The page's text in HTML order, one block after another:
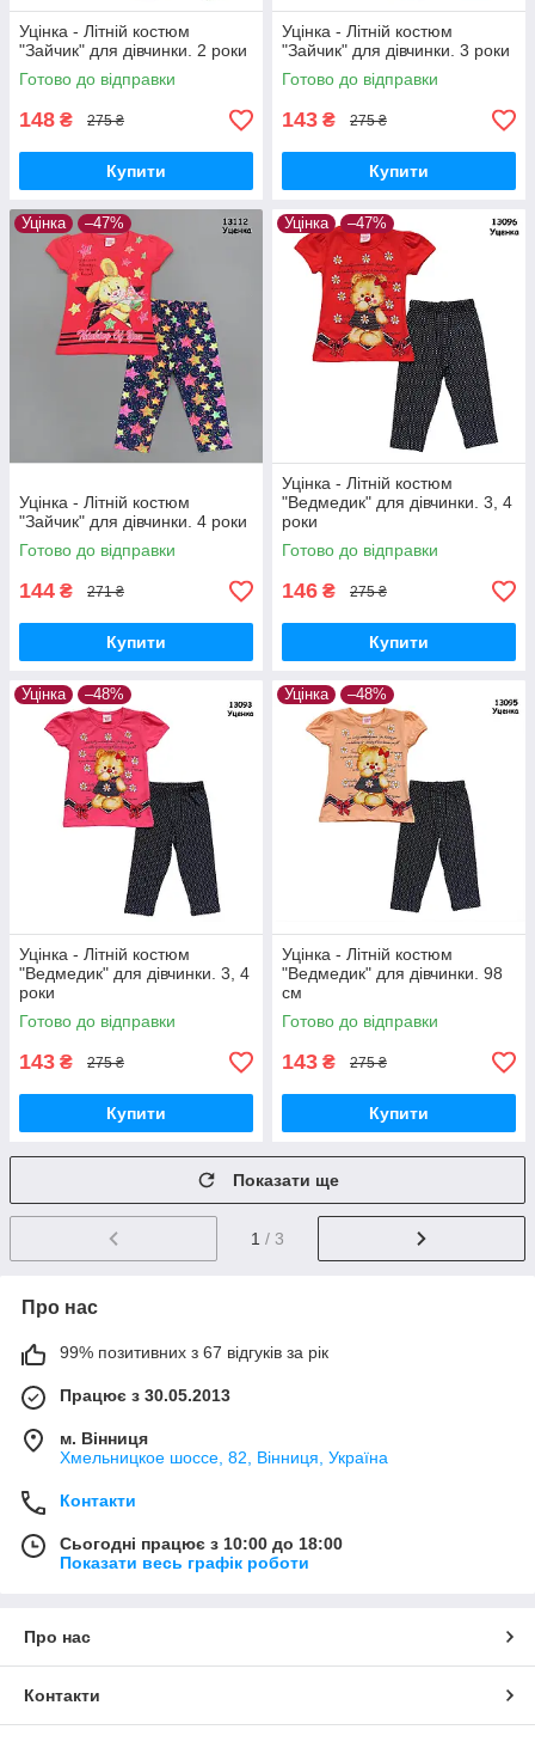
Уцінка - Літній костюм
"Зайчик" для дівчинки. 2 роки
Готово до відправки
148 ₴ 275 ₴
Купити
Уцінка - Літній костюм
"Зайчик" для дівчинки. 3 роки
Готово до відправки
143 ₴ 275 ₴
Купити
Уцінка –47%
Уцінка - Літній костюм
"Зайчик" для дівчинки. 4 роки
Готово до відправки
144 ₴ 271 ₴
Купити
Уцінка –47%
Уцінка - Літній костюм
"Ведмедик" для дівчинки. 3, 4
роки
Готово до відправки
146 ₴ 275 ₴
Купити
Уцінка –48%
Уцінка - Літній костюм
"Ведмедик" для дівчинки. 3, 4
роки
Готово до відправки
143 ₴ 275 ₴
Купити
Уцінка –48%
Уцінка - Літній костюм
"Ведмедик" для дівчинки. 98
см
Готово до відправки
143 ₴ 275 ₴
Купити
Показати ще
1 / 3
Про нас
99% позитивних з 67 відгуків за рік
Працює з 30.05.2013
м. Вінниця
Хмельницкое шоссе, 82, Вінниця, Україна
Контакти
Сьогодні працює з 10:00 до 18:00
Показати весь графік роботи
Про нас
Контакти